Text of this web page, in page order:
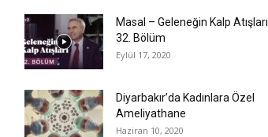
Masal – Geleneğin Kalp Atışları
32. Bölüm
Eylül 17, 2020
Diyarbakır’da Kadınlara Özel
Ameliyathane
Haziran 10, 2020